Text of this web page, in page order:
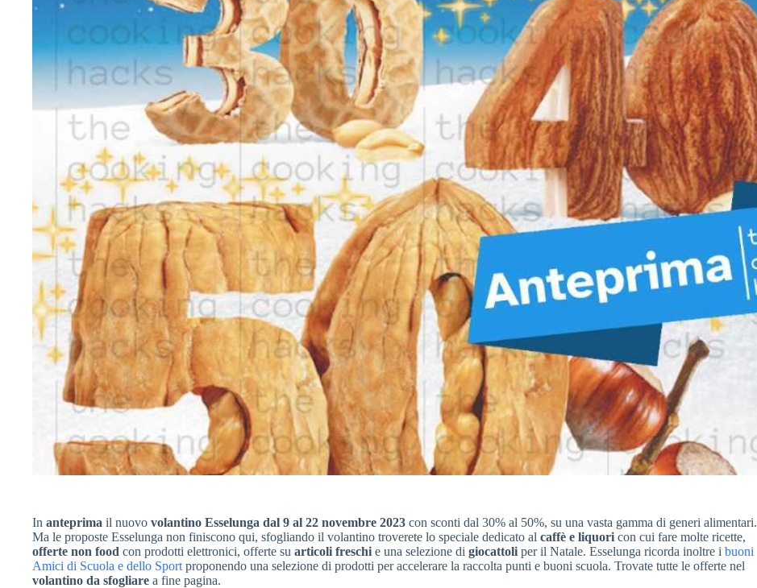
In anteprima il nuovo volantino Esselunga dal 9 al 22 novembre 2023 con sconti dal 30% al 50%, su una vasta gamma di generi alimentari.
Ma le proposte Esselunga non finiscono qui, sfogliando il volantino troverete lo speciale dedicato al caffè e liquori con cui fare molte ricette,
offerte non food con prodotti elettronici, offerte su articoli freschi e una selezione di giocattoli per il Natale. Esselunga ricorda inoltre i buoni
Amici di Scuola e dello Sport proponendo una selezione di prodotti per accelerare la raccolta punti e buoni scuola. Trovate tutte le offerte nel
volantino da sfogliare a fine pagina.